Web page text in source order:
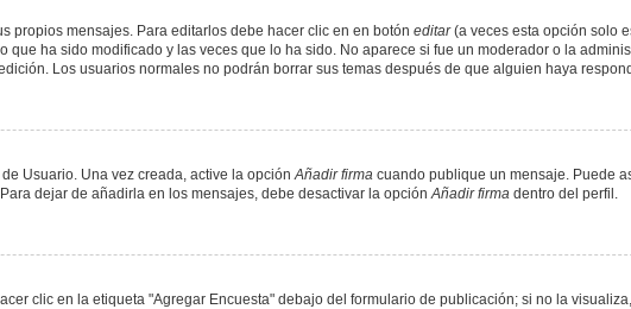
propios mensajes. Para editarlos debe hacer clic en en botón editar(a veces esta opción solo
ha sido modificado y las veces que lo ha sido. No aparece si fue un moderador o la
Los usuarios normales no podrán borrar sus temas después de que alguien haya
Usuario. Una vez creada, active la opciónAñadir firma cuando publique un mensaje. Puede
dejar de añadirla en los mensajes, debe desactivar la opciónAñadir firma dentro del perfil.
clic en la etiqueta "Agregar Encuesta" debajo del formulario de publicación; si no la